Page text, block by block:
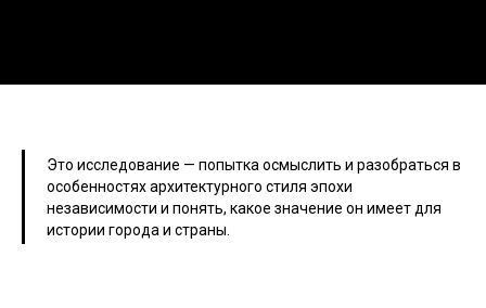
Это исследование — попытка осмыслить и разобраться в
особенностях архитектурного стиля эпохи
независимости и понять, какое значение он имеет для
истории города и страны.